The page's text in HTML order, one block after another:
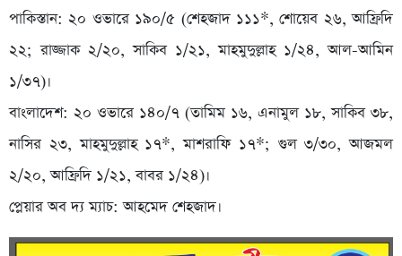
পাকিস্তান: ২০ ওভারে ১৯০/৫ (শেহজাদ ১১১*, শোয়েব ২৬, আফ্রিদি
২২; রাজ্জাক ২/২০, সাকিব ১/২১, মাহমুদুল্লাহ ১/২৪, আল-আমিন
১/৩৭)।
বাংলাদেশ: ২০ ওভারে ১৪০/৭ (তামিম ১৬, এনামুল ১৮, সাকিব ৩৮,
নাসির ২৩, মাহমুদুল্লাহ ১৭*, মাশরাফি ১৭*; গুল ৩/৩০, আজমল
২/২০, আফ্রিদি ১/২১, বাবর ১/২৪)।
প্লেয়ার অব দ্য ম্যাচ: আহমেদ শেহজাদ।